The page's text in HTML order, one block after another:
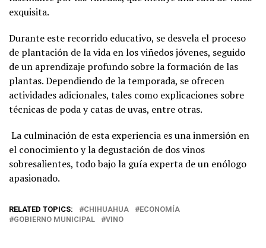
exquisita.
Durante este recorrido educativo, se desvela el proceso
de plantación de la vida en los viñedos jóvenes, seguido
de un aprendizaje profundo sobre la formación de las
plantas. Dependiendo de la temporada, se ofrecen
actividades adicionales, tales como explicaciones sobre
técnicas de poda y catas de uvas, entre otras.
La culminación de esta experiencia es una inmersión en
el conocimiento y la degustación de dos vinos
sobresalientes, todo bajo la guía experta de un enólogo
apasionado.
RELATED TOPICS: CHIHUAHUA
ECONOMÍA
GOBIERNO MUNICIPAL
VINO